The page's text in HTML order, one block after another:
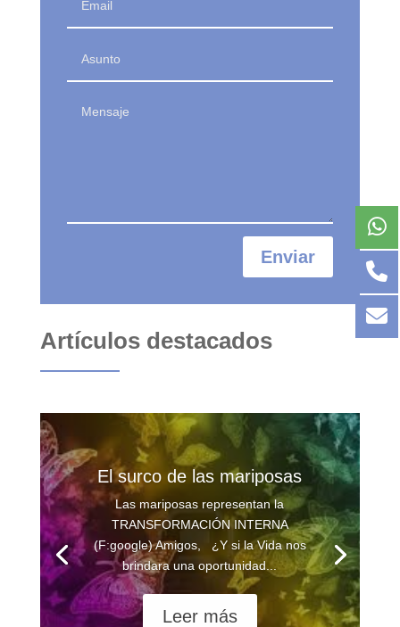
Enviar
Artículos destacados
El surco de las mariposas
Las mariposas representan la
TRANSFORMACIÓN INTERNA
(F:google) Amigos, ¿Y si la Vida nos
brindara una oportunidad...
Leer más